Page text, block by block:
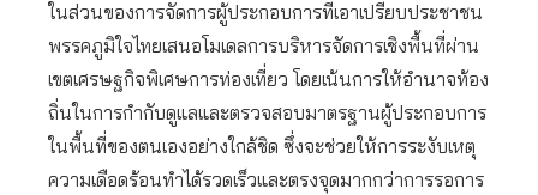
ในส่วนของการจัดการผู้ประกอบการที่เอาเปรียบประชาชน
พรรคภูมิใจไทยเสนอโมเดลการบริหารจัดการเชิงพื้นที่ผ่าน
เขตเศรษฐกิจพิเศษการท่องเที่ยว โดยเน้นการให้อำนาจท้อง
ถิ่นในการกำกับดูแลและตรวจสอบมาตรฐานผู้ประกอบการ
ในพื้นที่ของตนเองอย่างใกล้ชิด ซึ่งจะช่วยให้การระงับเหตุ
ความเดือดร้อนทำได้รวดเร็วและตรงจุดมากกว่าการรอการ